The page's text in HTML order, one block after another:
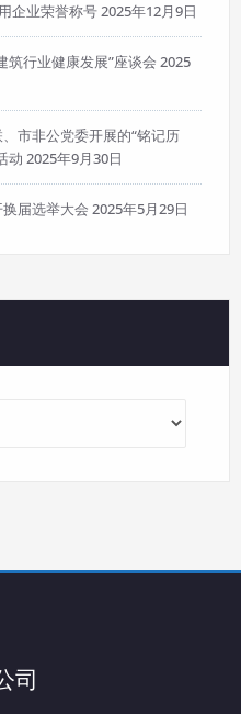
企业荣誉称号2025年12月9日
筑行业健康发展”座谈会 2025
市非公党委开展的“铭记历
动 2025年9月30日
届选举大会 2025年5月29日
司